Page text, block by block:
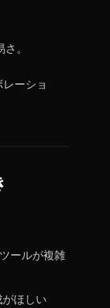
。
ーショ
ールが複雑
ほしい